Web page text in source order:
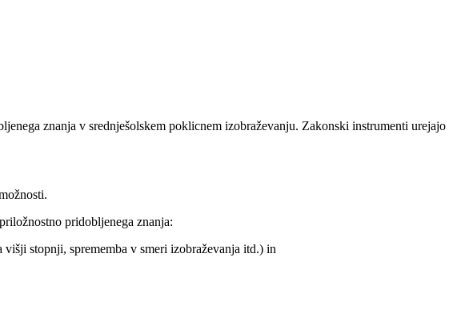
znanja v srednješolskem poklicnem izobraževanju. Zakonski instrumenti urejajo
pridobljenega znanja:
stopnji, sprememba v smeri izobraževanja itd.) in